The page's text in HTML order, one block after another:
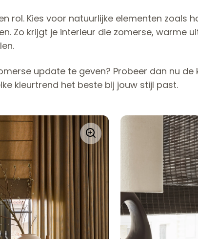
rol. Kies voor natuurlijke elementen zoals
Zo krijgt je interieur die zomerse, warme
update te geven? Probeer dan nu
kleurtrend het beste bij jouw stijl past.